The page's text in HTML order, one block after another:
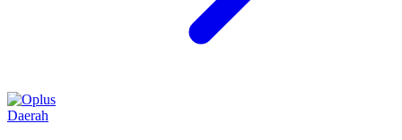
Daerah